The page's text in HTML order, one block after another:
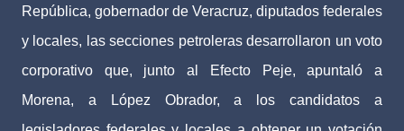
República, gobernador de Veracruz, diputados federales
y locales, las secciones petroleras desarrollaron un voto
corporativo que, junto al Efecto Peje, apuntaló a
Morena, a López Obrador, a los candidatos a